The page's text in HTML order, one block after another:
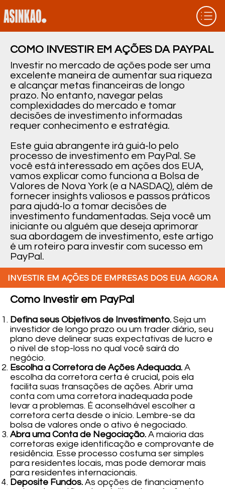
COMO INVESTIR EM AÇÕES DA PAYPAL
Investir no mercado de ações pode ser uma
excelente maneira de aumentar sua riqueza
e alcançar metas financeiras de longo
prazo. No entanto, navegar pelas
complexidades do mercado e tomar
decisões de investimento informadas
requer conhecimento e estratégia.
Este guia abrangente irá guiá-lo pelo
processo de investimento em PayPal. Se
você está interessado em ações dos EUA,
vamos explicar como funciona a Bolsa de
Valores de Nova York (e a NASDAQ), além de
fornecer insights valiosos e passos práticos
para ajudá-lo a tomar decisões de
investimento fundamentadas. Seja você um
iniciante ou alguém que deseja aprimorar
sua abordagem de investimento, este artigo
é um roteiro para investir com sucesso em
PayPal.
Como Investir em PayPal
Defina seus Objetivos de Investimento.Seja um
investidor de longo prazo ou um trader diário, seu
plano deve delinear suas expectativas de lucro e
o nível de stop-loss no qual você sairá do
negócio.
Escolha a Corretora de Ações Adequada.A
escolha da corretora certa é crucial, pois ela
facilita suas transações de ações. Abrir uma
conta com uma corretora inadequada pode
levar a problemas. É aconselhável escolher a
corretora certa desde o início. Lembre-se da
bolsa de valores onde o ativo é negociado.
Abra uma Conta de Negociação.A maioria das
corretoras exige identificação e comprovante de
residência. Esse processo costuma ser simples
para residentes locais, mas pode demorar mais
para residentes internacionais.
Deposite Fundos.As opções de financiamento
INVESTIR EM AÇÕES DE EMPRESAS DOS EUA AGORA